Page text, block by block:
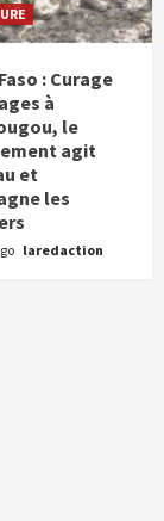
: Curage
à
le
agit
et
les
laredaction